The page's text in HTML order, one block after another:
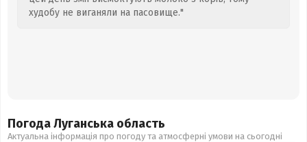
худобу не виганяли на пасовище."
Погода Луганська область
Актуальна інформація про погоду та атмосферні умови на сьогодні